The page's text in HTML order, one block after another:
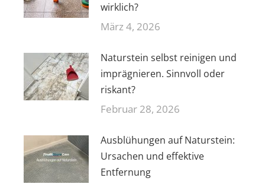
wirklich?
März 4, 2026
Naturstein selbst reinigen und
imprägnieren. Sinnvoll oder
riskant?
Februar 28, 2026
Ausblühungen auf Naturstein:
Ursachen und effektive
Entfernung